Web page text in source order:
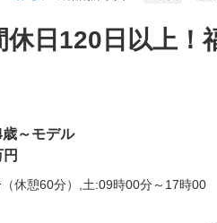
休日120日以上
歳～モデル
休憩60分）,土:09時00分～17時00